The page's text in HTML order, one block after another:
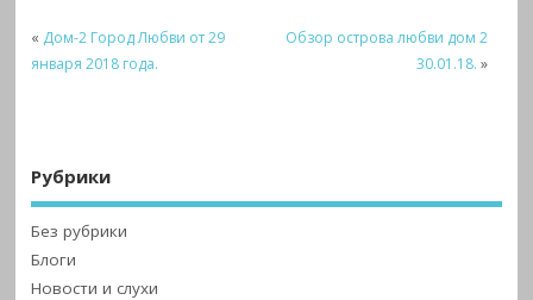
« Дом-2 Город Любви от 29
января 2018 года.
Обзор острова любви дом 2
30.01.18. »
Рубрики
Без рубрики
Блоги
Новости и слухи